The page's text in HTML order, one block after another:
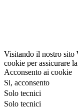
Visitando il nostro sito
cookie per assicurare
Acconsento ai cookie
Si, acconsento
Solo tecnici
Solo tecnici